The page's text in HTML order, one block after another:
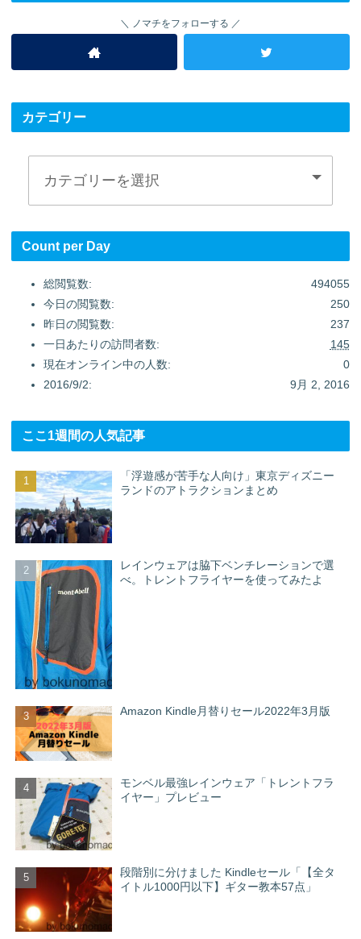
ノマチをフォローする
カテゴリー
Count per Day
494055
総閲覧数:
250
今日の閲覧数:
237
昨日の閲覧数:
145
一日あたりの訪問者数:
0
現在オンライン中の人数:
9月 2, 2016
2016/9/2:
ここ1週間の人気記事
「浮遊感が苦手な人向け」東京ディズニー
ランドのアトラクションまとめ
レインウェアは脇下ベンチレーションで選
べ。トレントフライヤーを使ってみたよ
Amazon Kindle月替りセール2022年3月版
モンベル最強レインウェア「トレントフラ
イヤー」プレビュー
段階別に分けました Kindleセール「【全タ
イトル1000円以下】ギター教本57点」